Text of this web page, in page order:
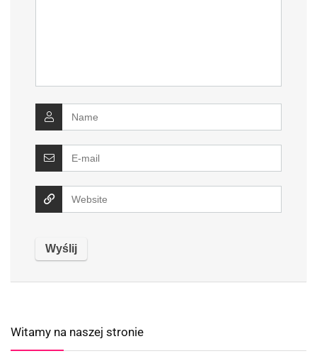
Witamy na naszej stronie